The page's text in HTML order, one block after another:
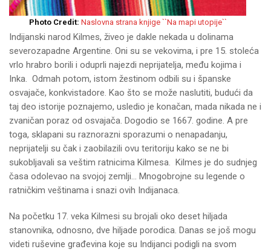
Photo Credit: Naslovna strana knjige ``Na mapi utopije``
Indijanski narod Kilmes, živeo je dakle nekada u dolinama
severozapadne Argentine. Oni su se vekovima, i pre 15. stoleća
vrlo hrabro borili i oduprli najezdi neprijatelja, među kojima i
Inka. Odmah potom, istom žestinom odbili su i španske
osvajače, konkvistadore. Kao što se može naslutiti, budući da
taj deo istorije poznajemo, usledio je konačan, mada nikada ne i
zvaničan poraz od osvajača. Dogodio se 1667. godine. A pre
toga, sklapani su raznorazni sporazumi o nenapadanju,
neprijatelji su čak i zaobilazili ovu teritoriju kako se ne bi
sukobljavali sa veštim ratnicima Kilmesa. Kilmes je do sudnjeg
časa odolevao na svojoj zemlji… Mnogobrojne su legende o
ratničkim veštinama i snazi ovih Indijanaca.
Na početku 17. veka Kilmesi su brojali oko deset hiljada
stanovnika, odnosno, dve hiljade porodica. Danas se još mogu
videti ruševine građevina koje su Indijanci podigli na svom